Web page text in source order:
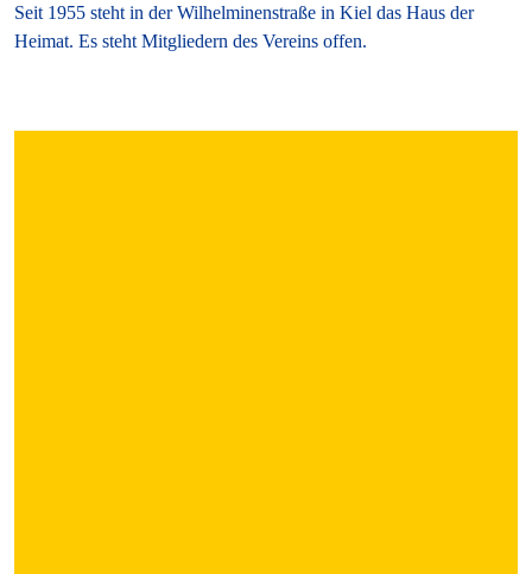
Seit 1955 steht in der Wilhelminenstraße in Kiel das Haus der
Heimat. Es steht Mitgliedern des Vereins offen.